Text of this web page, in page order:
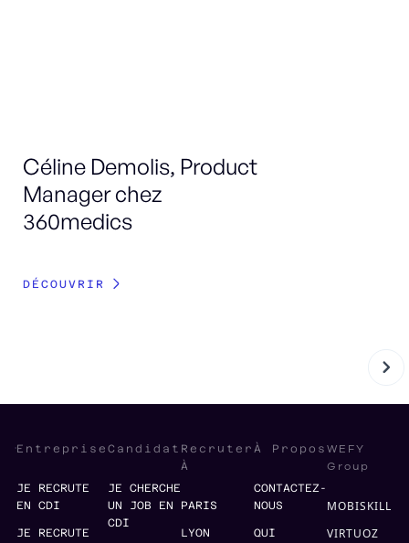
Céline Demolis, Product
Manager chez
360medics
DÉCOUVRIR
Entreprise
JE RECRUTE
EN CDI
JE RECRUTE
Candidat
JE CHERCHE
UN JOB EN
CDI
Recruter
À
PARIS
LYON
À Propos
CONTACTEZ-
NOUS
QUI
WEFY
Group
MOBISKILL
VIRTUOZ